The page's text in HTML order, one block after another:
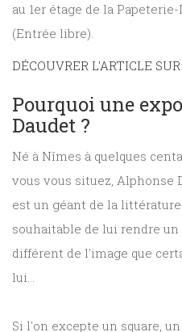
au 1er étage de la
(Entrée libre).
DÉCOUVRER L'ARTICLE
Pourquoi une
Daudet ?
Né à Nîmes à quelques
vous vous situez, Alphonse
est un géant de la
souhaitable de lui rendre
différent de l'image que
lui...
Si l'on excepte un square,